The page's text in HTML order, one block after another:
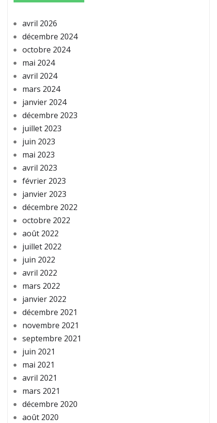
avril 2026
décembre 2024
octobre 2024
mai 2024
avril 2024
mars 2024
janvier 2024
décembre 2023
juillet 2023
juin 2023
mai 2023
avril 2023
février 2023
janvier 2023
décembre 2022
octobre 2022
août 2022
juillet 2022
juin 2022
avril 2022
mars 2022
janvier 2022
décembre 2021
novembre 2021
septembre 2021
juin 2021
mai 2021
avril 2021
mars 2021
décembre 2020
août 2020